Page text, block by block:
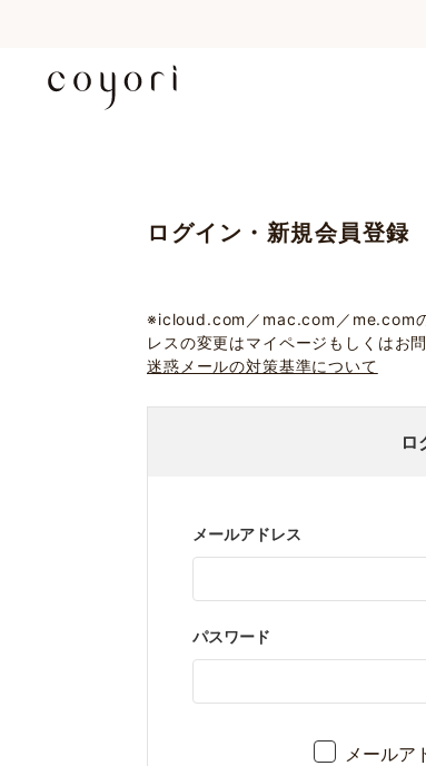
ログイン・新規会員登録
※icloud.com／mac.com／me.comの
レスの変更はマイページもしくはお
迷惑メールの対策基準について
ロ
メールアドレス
パスワード
メールア